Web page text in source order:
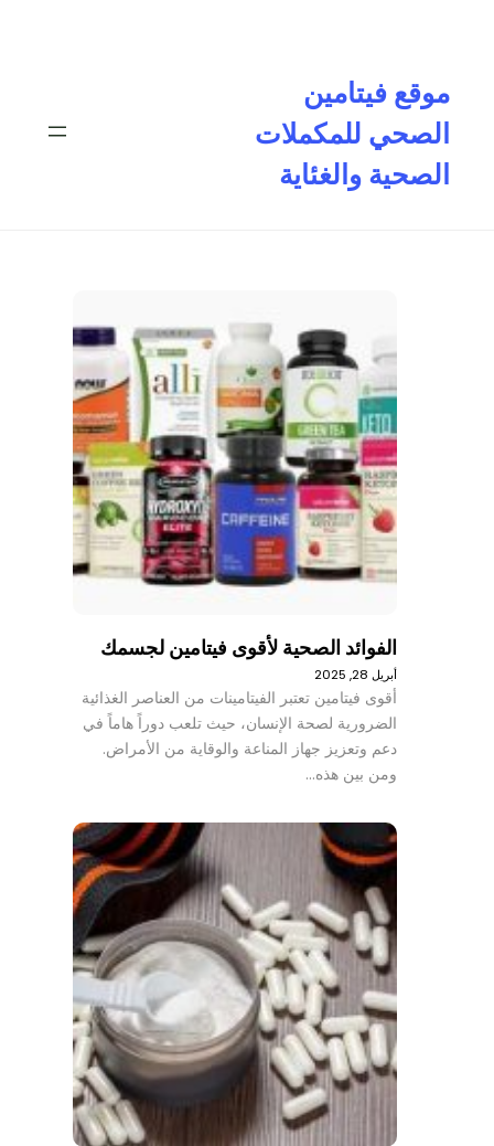
موقع فيتامين
الصحي للمكملات
الصحية والغئاية
الفوائد الصحية لأقوى فيتامين لجسمك
أبريل 28, 2025
أقوى فيتامين تعتبر الفيتامينات من العناصر الغذائية
الضرورية لصحة الإنسان، حيث تلعب دوراً هاماً في
دعم وتعزيز جهاز المناعة والوقاية من الأمراض.
ومن بين هذه…